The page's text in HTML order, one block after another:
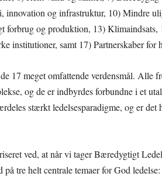
og infrastruktur, 10) Mindre
og produktion, 13) Klimaindsats,
institutioner, samt 17) Partnerskaber for
17 meget omfattende verdensmål. Alle
og de er indbyrdes forbundne i et
stærkt ledelsesparadigme, og er det
ved, at når vi tager Bæredygtigt
tre helt centrale temaer for God